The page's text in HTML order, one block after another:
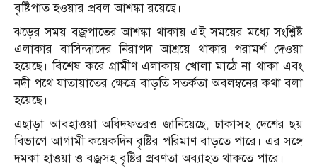
বৃষ্টিপাত হওয়ার প্রবল আশঙ্কা রয়েছে।
ঝড়ের সময় বজ্রপাতের আশঙ্কা থাকায় এই সময়ের মধ্যে সংশ্লিষ্ট
এলাকার বাসিন্দাদের নিরাপদ আশ্রয়ে থাকার পরামর্শ দেওয়া
হয়েছে। বিশেষ করে গ্রামীণ এলাকায় খোলা মাঠে না থাকা এবং
নদী পথে যাতায়াতের ক্ষেত্রে বাড়তি সতর্কতা অবলম্বনের কথা বলা
হয়েছে।
এছাড়া আবহাওয়া অধিদফতরও জানিয়েছে, ঢাকাসহ দেশের ছয়
বিভাগে আগামী কয়েকদিন বৃষ্টির পরিমাণ বাড়তে পারে। এর সঙ্গে
দমকা হাওয়া ও বজ্রসহ বৃষ্টির প্রবণতা অব্যাহত থাকতে পারে।